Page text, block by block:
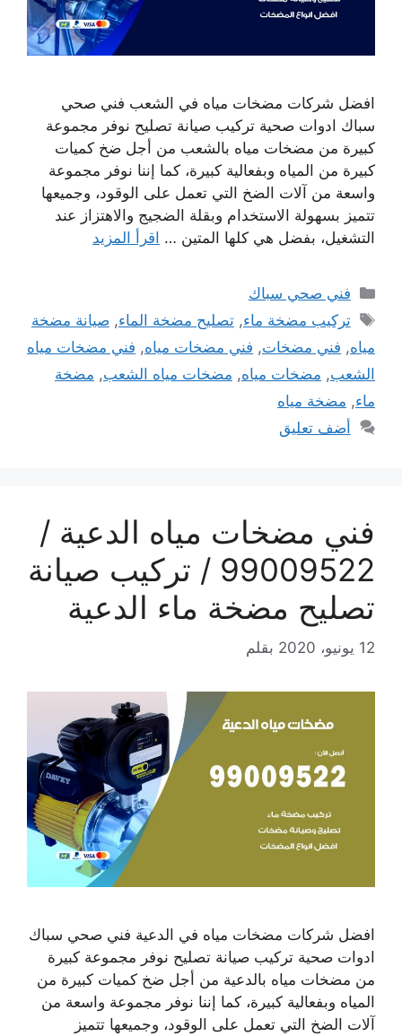
افضل شركات مضخات مياه في الشعب فني صحي
سباك ادوات صحية تركيب صيانة تصليح نوفر مجموعة
كبيرة من مضخات مياه بالشعب من أجل ضخ كميات
كبيرة من المياه وبفعالية كبيرة، كما إننا نوفر مجموعة
واسعة من آلات الضخ التي تعمل على الوقود، وجميعها
تتميز بسهولة الاستخدام وبقلة الضجيج والاهتزاز عند
التشغيل، بفضل هي كلها المتين … اقرأ المزيد
التصنيفات
فني صحي سباك
الوسوم
تركيب مضخة ماء,تصليح مضخة الماء,صيانة مضخة
مياه, فني مضخات, فني مضخات مياه, فني مضخات مياه
الشعب, مضخات مياه, مضخات مياه الشعب, مضخة
ماء, مضخة مياه
أضف تعليق
فني مضخات مياه الدعية /
99009522 / تركيب صيانة
تصليح مضخة ماء الدعية
12 يونيو، 2020 بقلم
افضل شركات مضخات مياه في الدعية فني صحي سباك
ادوات صحية تركيب صيانة تصليح نوفر مجموعة كبيرة
من مضخات مياه بالدعية من أجل ضخ كميات كبيرة من
المياه وبفعالية كبيرة، كما إننا نوفر مجموعة واسعة من
آلات الضخ التي تعمل على الوقود، وجميعها تتميز